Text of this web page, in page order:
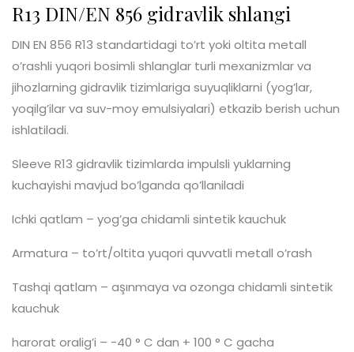
R13 DIN/EN 856 gidravlik shlangi
DIN EN 856 R13 standartidagi to’rt yoki oltita metall
o’rashli yuqori bosimli shlanglar turli mexanizmlar va
jihozlarning gidravlik tizimlariga suyuqliklarni (yog’lar,
yoqilg’ilar va suv-moy emulsiyalari) etkazib berish uchun
ishlatiladi.
Sleeve R13 gidravlik tizimlarda impulsli yuklarning
kuchayishi mavjud bo’lganda qo’llaniladi
Ichki qatlam – yog’ga chidamli sintetik kauchuk
Armatura – to’rt/oltita yuqori quvvatli metall o’rash
Tashqi qatlam – aşınmaya va ozonga chidamli sintetik
kauchuk
harorat oralig’i – -40 ° C dan + 100 ° C gacha